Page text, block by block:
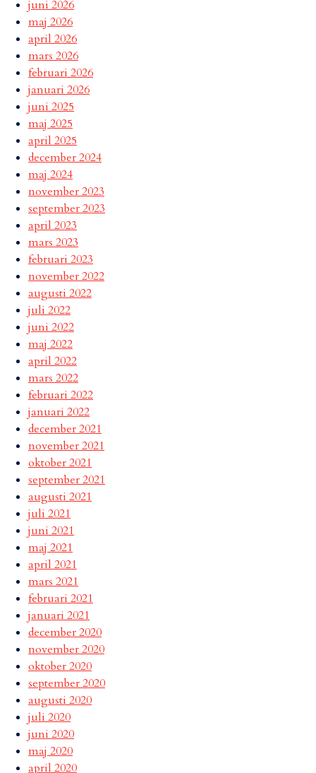
juni 2026
maj 2026
april 2026
mars 2026
februari 2026
januari 2026
juni 2025
maj 2025
april 2025
december 2024
maj 2024
november 2023
september 2023
april 2023
mars 2023
februari 2023
november 2022
augusti 2022
juli 2022
juni 2022
maj 2022
april 2022
mars 2022
februari 2022
januari 2022
december 2021
november 2021
oktober 2021
september 2021
augusti 2021
juli 2021
juni 2021
maj 2021
april 2021
mars 2021
februari 2021
januari 2021
december 2020
november 2020
oktober 2020
september 2020
augusti 2020
juli 2020
juni 2020
maj 2020
april 2020